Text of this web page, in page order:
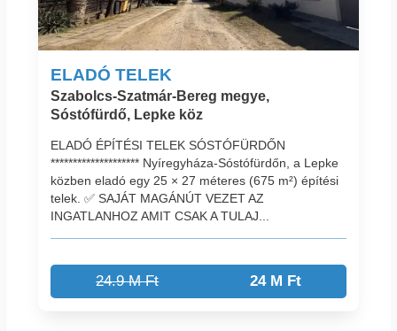
ELADÓ TELEK
Szabolcs-Szatmár-Bereg megye,
Sóstófürdő, Lepke köz
ELADÓ ÉPÍTÉSI TELEK SÓSTÓFÜRDŐN
******************** Nyíregyháza-Sóstófürdőn, a Lepke
közben eladó egy 25 × 27 méteres (675 m²) építési
telek. ✅ SAJÁT MAGÁNÚT VEZET AZ
INGATLANHOZ AMIT CSAK A TULAJ...
24.9 M Ft 24 M Ft